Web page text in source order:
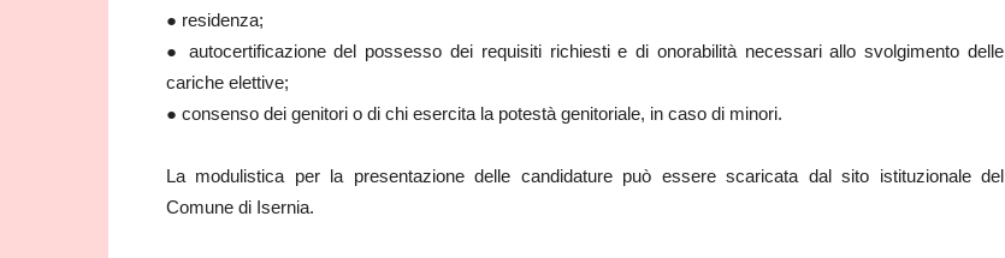
● residenza;
● autocertificazione del possesso dei requisiti richiesti e di onorabilità necessari allo svolgimento delle
cariche elettive;
● consenso dei genitori o di chi esercita la potestà genitoriale, in caso di minori.
La modulistica per la presentazione delle candidature può essere scaricata dal sito istituzionale del
Comune di Isernia.